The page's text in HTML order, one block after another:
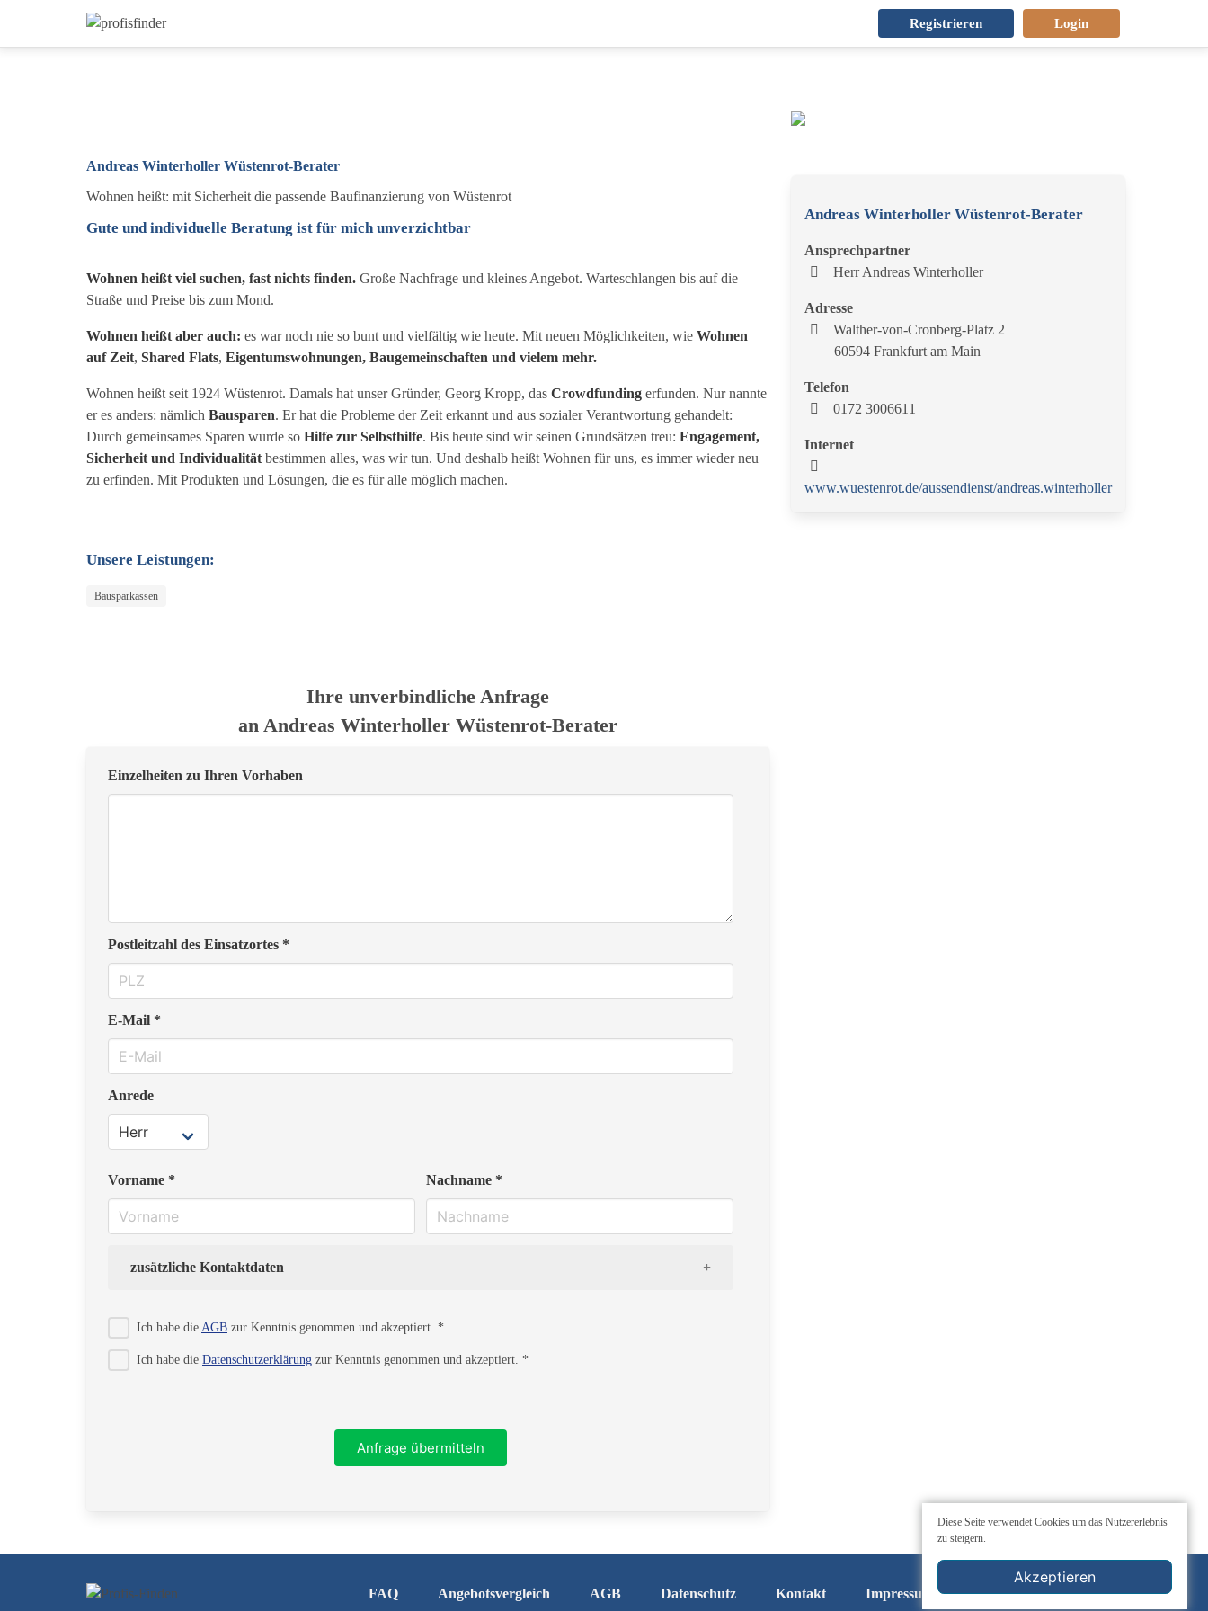
Registrieren Login
Andreas Winterholler Wüstenrot-Berater
Wohnen heißt: mit Sicherheit die passende Baufinanzierung von Wüstenrot
Gute und individuelle Beratung ist für mich unverzichtbar
Wohnen heißt viel suchen, fast nichts finden. Große Nachfrage und kleines Angebot. Warteschlangen bis auf die
Straße und Preise bis zum Mond.
Wohnen heißt aber auch: es war noch nie so bunt und vielfältig wie heute. Mit neuen Möglichkeiten, wie Wohnen
auf Zeit, Shared Flats, Eigentumswohnungen, Baugemeinschaften und vielem mehr.
Wohnen heißt seit 1924 Wüstenrot. Damals hat unser Gründer, Georg Kropp, das Crowdfunding erfunden. Nur nannte
er es anders: nämlich Bausparen. Er hat die Probleme der Zeit erkannt und aus sozialer Verantwortung gehandelt:
Durch gemeinsames Sparen wurde so Hilfe zur Selbsthilfe. Bis heute sind wir seinen Grundsätzen treu: Engagement,
Sicherheit und Individualität bestimmen alles, was wir tun. Und deshalb heißt Wohnen für uns, es immer wieder neu
zu erfinden. Mit Produkten und Lösungen, die es für alle möglich machen.
Unsere Leistungen:
Bausparkassen
Andreas Winterholler Wüstenrot-Berater
Ansprechpartner
Herr Andreas Winterholler
Adresse
Walther-von-Cronberg-Platz 2
60594 Frankfurt am Main
Telefon
0172 3006611
Internet
www.wuestenrot.de/aussendienst/andreas.winterholler
Ihre unverbindliche Anfrage
an Andreas Winterholler Wüstenrot-Berater
Einzelheiten zu Ihren Vorhaben
Postleitzahl des Einsatzortes *
E-Mail *
Anrede
Vorname * Nachname *
zusätzliche Kontaktdaten
Ich habe die AGB zur Kenntnis genommen und akzeptiert. *
Ich habe die Datenschutzerklärung zur Kenntnis genommen und akzeptiert. *
Anfrage übermitteln
FAQ Angebotsvergleich AGB Datenschutz Kontakt Impressum Cookie-Einstellungen
Diese Seite verwendet Cookies um das Nutzererlebnis
zu steigern.
Akzeptieren